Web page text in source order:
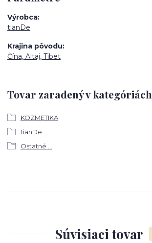
Výrobca
tianDe
Krajina pôvodu
Čína, Altaj, Tibet
Tovar zaradený v kategóriách
KOZMETIKA
tianDe
Ostatné ...
Súvisiaci tovar